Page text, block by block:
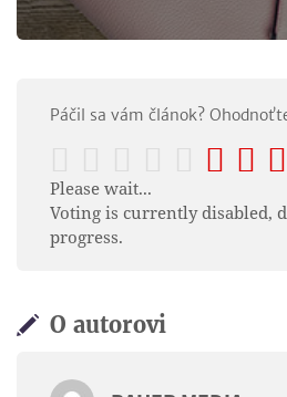
Páčil sa vám článok?
Please wait...
Voting is currently disabled,
progress.
O autorovi